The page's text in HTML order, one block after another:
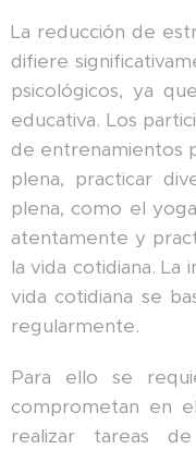
La reducción de
difiere
psicológicos, ya
educativa. Los
de entrenamientos
plena, practicar
plena, como el
atentamente y
la vida cotidiana. La
vida cotidiana se
regularmente.
Para ello se
comprometan en
realizar tareas